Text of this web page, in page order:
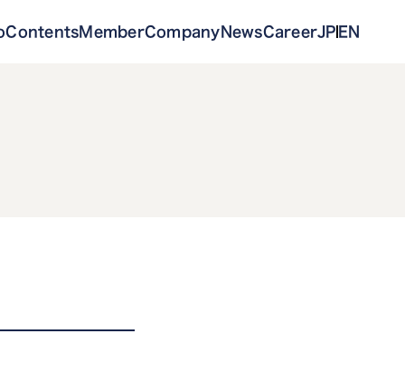
ContentsMemberCompanyNewsCareerJP EN